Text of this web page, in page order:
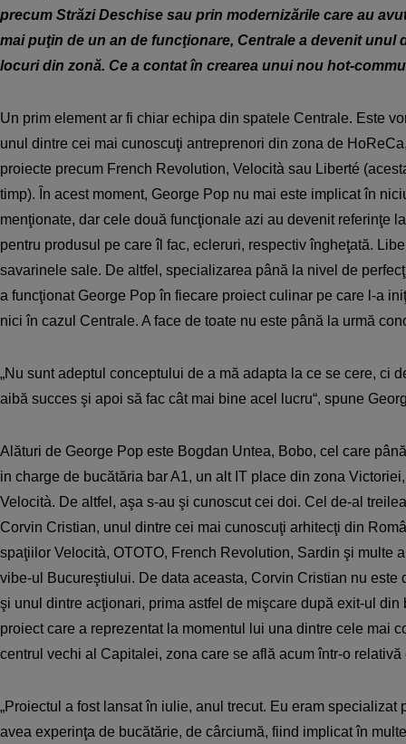
precum Străzi Deschise sau prin modernizările care au
mai puţin de un an de funcţionare, Centrale a devenit unul
locuri din zonă. Ce a contat în crearea unui nou hot-
Un prim element ar fi chiar echipa din spatele Centrale. Este
unul dintre cei mai cunoscuţi antreprenori din zona de
proiecte precum French Revolution, Velocità sau Liberté
timp). În acest moment, George Pop nu mai este implicat în
menţionate, dar cele două funcţionale azi au devenit referinţe
pentru produsul pe care îl fac, ecleruri, respectiv îngheţată.
savarinele sale. De altfel, specializarea până la nivel de
a funcţionat George Pop în fiecare proiect culinar pe care l-a
nici în cazul Centrale. A face de toate nu este până la urmă
„Nu sunt adeptul conceptului de a mă adapta la ce se cere, ci
aibă succes şi apoi să fac cât mai bine acel lucru“, spune
Alături de George Pop este Bogdan Untea, Bobo, cel care
in charge de bucătăria bar A1, un alt IT place din zona
Velocità. De altfel, aşa s-au şi cunoscut cei doi. Cel de-al
Corvin Cristian, unul dintre cei mai cunoscuţi arhitecţi din
spaţiilor Velocità, OTOTO, French Revolution, Sardin şi multe
vibe-ul Bucureştiului. De data aceasta, Corvin Cristian nu este
şi unul dintre acţionari, prima astfel de mişcare după exit-ul
proiect care a reprezentat la momentul lui una dintre cele mai
centrul vechi al Capitalei, zona care se află acum într-o
„Proiectul a fost lansat în iulie, anul trecut. Eu eram specializat
avea experinţa de bucătărie, de cârciumă, fiind implicat în